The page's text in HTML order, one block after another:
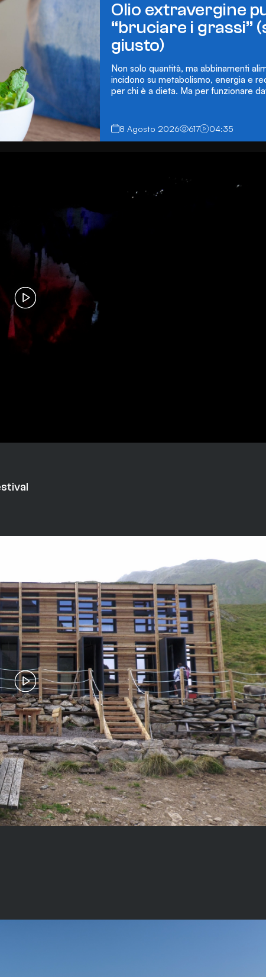
Olio extravergine
“bruciare i grassi”
giusto)
Non solo quantità, ma abbinamenti
incidono su metabolismo, energia e
per chi è a dieta. Ma per funzionare
8 Agosto 2026 617 04:35